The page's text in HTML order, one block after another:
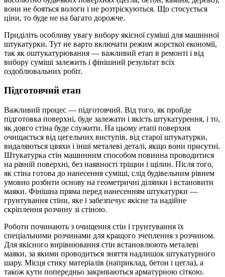
вони не бояться вологи і не розтріскуються. Що стосується
ціни, то буде не на багато дорожче.
Приділіть особливу увагу вибору якісної суміші для машинної
штукатурки. Тут не варто включати режим жорсткої економії,
так як оштукатурювання — важливий етап в ремонті і від
вибору суміші залежить і фінішний результат всіх
оздоблювальних робіт.
Підготовчий етап
Важливий процес — підготовчий. Від того, як пройде
підготовка поверхні, буде залежати і якість штукатурення, і то,
як довго стіна буде служити. На цьому етапі поверхня
очищається від цегельних виступів, від старої штукатурки,
видаляються цвяхи і інші металеві деталі, якщо вони присутні.
Штукатурка стін машинним способом повинна проводитися
на рівній поверхні, без наявності тріщин і щілин. Після того,
як стіна готова до нанесення суміші, слід будівельним рівнем
умовно розбити основу на геометричні ділянки і встановити
маяки. Фінішна пряма перед нанесенням штукатурки —
грунтування стіни, яке і забезпечує якісне та надійне
скріплення розчину зі стіною.
Роботи починають з очищення стін і грунтування їх
спеціальними розчинами для кращого зчеплення з розчином.
Для якісного вирівнювання стін встановлюють металеві
маяки, за якими проводиться зняття надлишок штукатурного
шару. Місця стику матеріалів (наприклад, бетон і цегла), а
також кути попередньо закриваються арматурною сіткою.